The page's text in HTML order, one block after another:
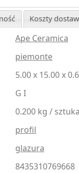
Koszty
Ape Ceramica
piemonte
5.00 x 15.00 x
G I
0.200 kg / sztuka
profil
glazura
8435310769668